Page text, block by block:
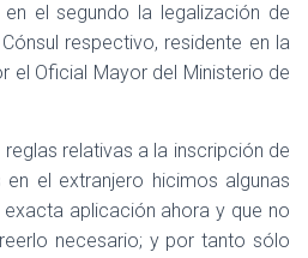
el segundo la legalización de
respectivo, residente en la
el Oficial Mayor del Ministerio de
relativas a la inscripción de
el extranjero hicimos algunas
aplicación ahora y que no
necesario; y por tanto sólo